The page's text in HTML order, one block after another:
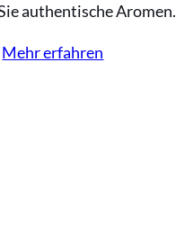
authentische Aromen.
Mehr erfahren